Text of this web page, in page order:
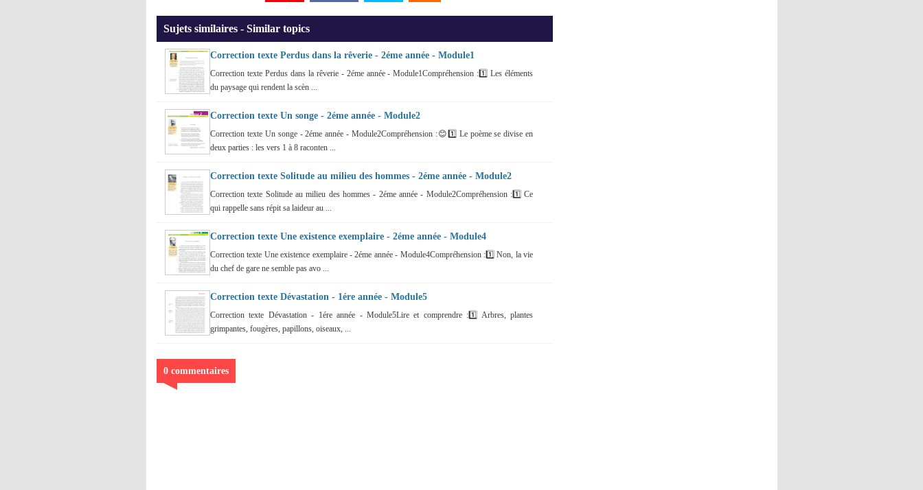
Sujets similaires - Similar topics
Correction texte Perdus dans la rêverie - 2éme année - Module1
Correction texte Perdus dans la rêverie - 2éme année - Module1Compréhension :1️⃣ Les éléments
du paysage qui rendent la scèn ...
Correction texte Un songe - 2éme année - Module2
Correction texte Un songe - 2éme année - Module2Compréhension :😊1️⃣ Le poème se divise en
deux parties : les vers 1 à 8 raconten ...
Correction texte Solitude au milieu des hommes - 2éme année - Module2
Correction texte Solitude au milieu des hommes - 2éme année - Module2Compréhension :1️⃣ Ce
qui rappelle sans répit sa laideur au ...
Correction texte Une existence exemplaire - 2éme année - Module4
Correction texte Une existence exemplaire - 2éme année - Module4Compréhension :1️⃣ Non, la vie
du chef de gare ne semble pas avo ...
Correction texte Dévastation - 1ére année - Module5
Correction texte Dévastation - 1ére année - Module5Lire et comprendre :1️⃣ Arbres, plantes
grimpantes, fougères, papillons, oiseaux, ...
0 commentaires